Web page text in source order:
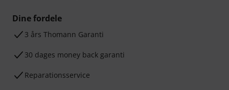
Dine fordele
3 års Thomann Garanti
30 dages money back garanti
Reparationsservice